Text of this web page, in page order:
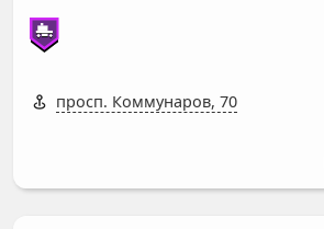
просп. Коммунаров, 70